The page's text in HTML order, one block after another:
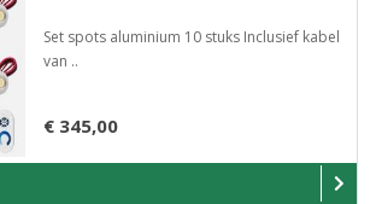
Set spots aluminium 10 stuks Inclusief kabel
van ..
€ 345,00